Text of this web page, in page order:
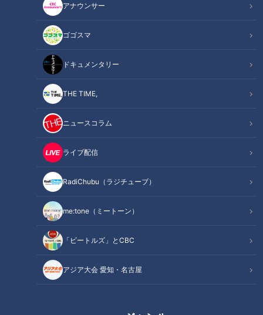
アナウンサー
ゴゴスマ
ドキュメンタリー
THE TIME,
ニュースコラム
ライブ配信
RadiChubu（ラジチューブ）
me:tone（ミートーン）
「ビートルズ」とCBC
アジア大会 愛知・名古屋
変わらぬスタメンに変化を！
高松“神走塁”また見たい
チームを変える根尾の魅力
三重殺！土田のセンスに驚く
2軍戦スタメンの魅力とは？
オススメ関連コンテンツ
変わらぬスタメンに変化を！
最も気になることは、このところのスタメンの顔ぶれだ。前年
までのメンバーにほぼ戻ってしまっている。2021年シーズン
初め、与田剛監督は「競争」と口にして、その言葉通り、開幕
1軍に3年目の根尾昂選手ら5人の若手を抜擢した。いずれも初
の開幕ベンチ、新鮮だった。与田監督は「結果が出なくても失